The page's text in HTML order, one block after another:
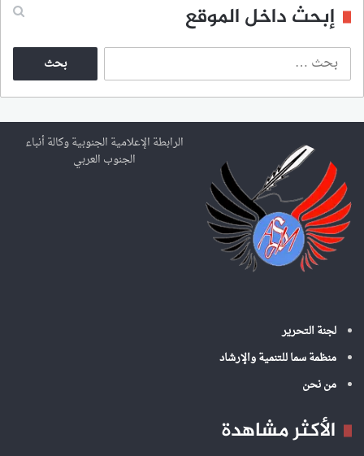
إبحث داخل الموقع
ث
ع
ن
الرابطة الإعلامية الجنوبية وكالة أنباء
الجنوب العربي
لجنة التحرير
منظمة سما للتنمية والإرشاد
من نحن
الأكثر مشاهدة